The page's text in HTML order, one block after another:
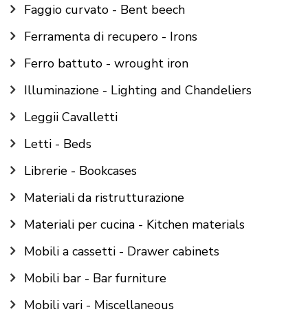
Faggio curvato - Bent beech
Ferramenta di recupero - Irons
Ferro battuto - wrought iron
Illuminazione - Lighting and Chandeliers
Leggii Cavalletti
Letti - Beds
Librerie - Bookcases
Materiali da ristrutturazione
Materiali per cucina - Kitchen materials
Mobili a cassetti - Drawer cabinets
Mobili bar - Bar furniture
Mobili vari - Miscellaneous